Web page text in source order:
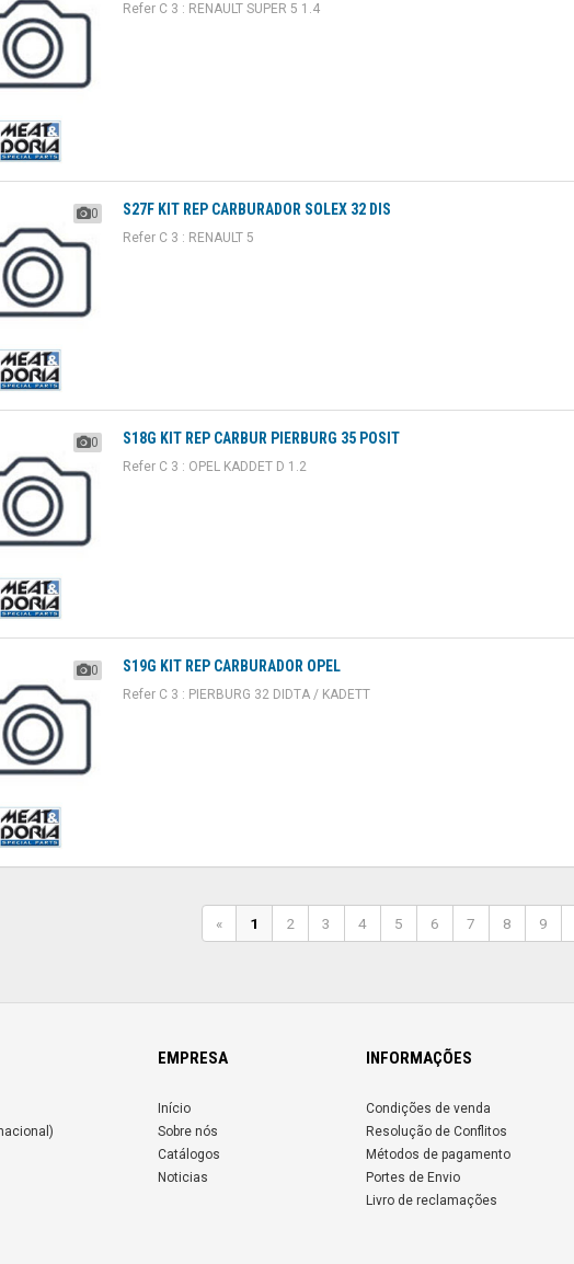
Refer C 3 : RENAULT SUPER 5 1.4
0 S27F KIT REP CARBURADOR SOLEX 32 DIS
Refer C 3 : RENAULT 5
0 S18G KIT REP CARBUR PIERBURG 35 POSIT
Refer C 3 : OPEL KADDET D 1.2
0 S19G KIT REP CARBURADOR OPEL
Refer C 3 : PIERBURG 32 DIDTA / KADETT
« 1 2 3 4 5 6 7 8 9
EMPRESA
Início
Sobre nós
Catálogos
Noticias
INFORMAÇÕES
Condições de venda
Resolução de Conflitos
Métodos de pagamento
Portes de Envio
Livro de reclamações